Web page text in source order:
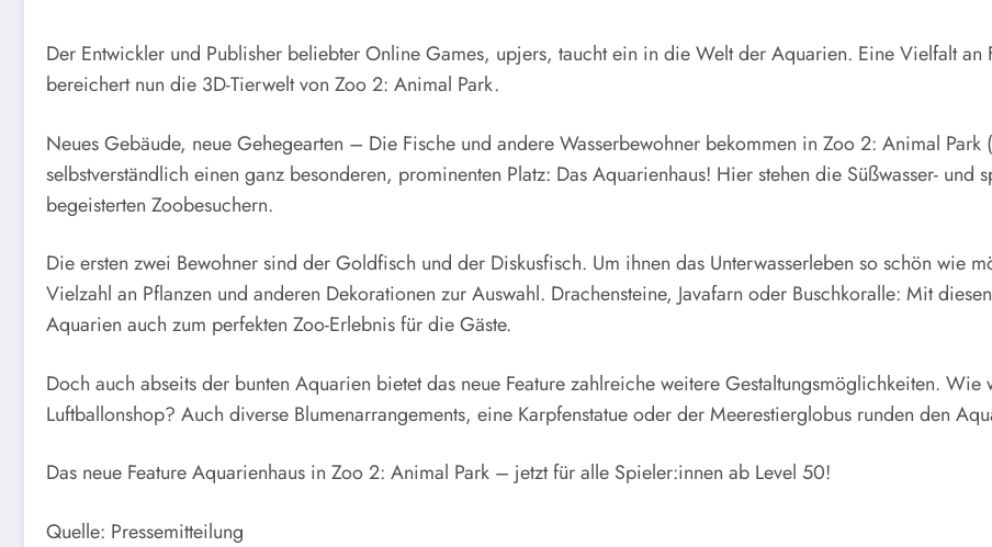
Der Entwickler und Publisher beliebter Online Games, upjers, taucht ein in die Welt der Aquarien. Eine Vielfalt an
bereichert nun die 3D-Tierwelt von Zoo 2: Animal Park.
Neues Gebäude, neue Gehegearten – Die Fische und andere Wasserbewohner bekommen in Zoo 2: Animal Park (
selbstverständlich einen ganz besonderen, prominenten Platz: Das Aquarienhaus! Hier stehen die Süßwasser- und
begeisterten Zoobesuchern.
Die ersten zwei Bewohner sind der Goldfisch und der Diskusfisch. Um ihnen das Unterwasserleben so schön wie
Vielzahl an Pflanzen und anderen Dekorationen zur Auswahl. Drachensteine, Javafarn oder Buschkoralle: Mit
Aquarien auch zum perfekten Zoo-Erlebnis für die Gäste.
Doch auch abseits der bunten Aquarien bietet das neue Feature zahlreiche weitere Gestaltungsmöglichkeiten.
Luftballonshop? Auch diverse Blumenarrangements, eine Karpfenstatue oder der Meerestierglobus runden den
Das neue Feature Aquarienhaus in Zoo 2: Animal Park – jetzt für alle Spieler:innen ab Level 50!
Quelle: Pressemitteilung